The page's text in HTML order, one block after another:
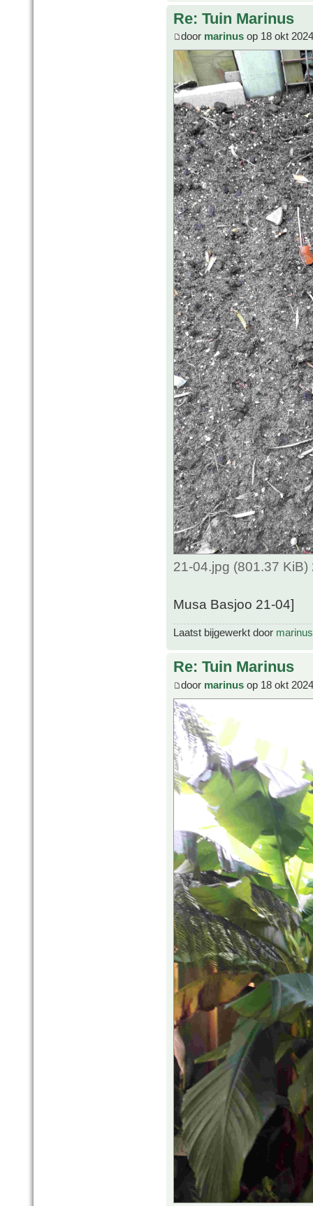
Re: Tuin Marinus
door marinus op 18 okt
21-04.jpg (801.37
Musa Basjoo 21-04]
Laatst bijgewerkt door marinus
Re: Tuin Marinus
door marinus op 18 okt